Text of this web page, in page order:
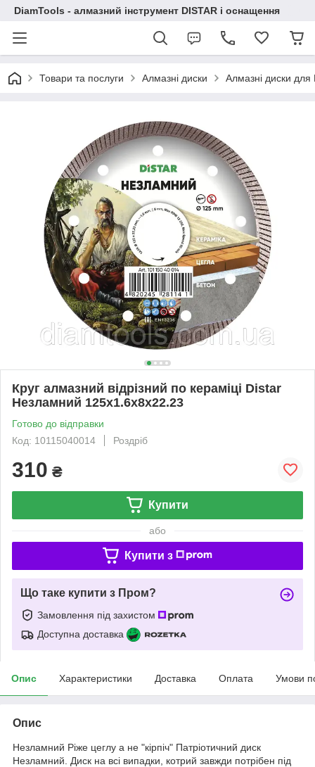
DiamTools - алмазний інструмент DISTAR і оснащення
Товари та послуги Алмазні диски Алмазні диски
Круг алмазний вiдрiзний по кераміці Distar
Незламний 125x1.6x8x22.23
Готово до відправки
Код: 10115040014
Роздріб
310 ₴
Купити
або
Купити з
Що таке купити з Пром?
Замовлення під захистом
Доступна доставка
Опис Характеристики Доставка Оплата Умови
Опис
Незламний Ріже цеглу а не "кірпіч" Патріотичний диск
Незламний. Диск на всі випадки, котрий завжди потрібен під